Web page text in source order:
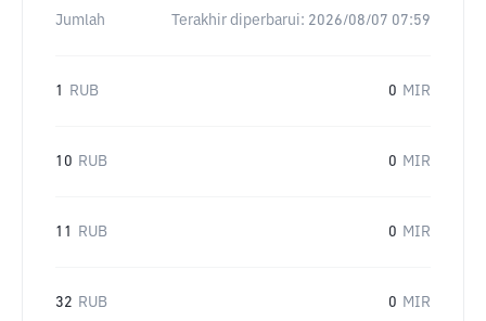
Jumlah Terakhir diperbarui: 2026/08/07 07:59
1 RUB 0 MIR
10 RUB 0 MIR
11 RUB 0 MIR
32 RUB 0 MIR